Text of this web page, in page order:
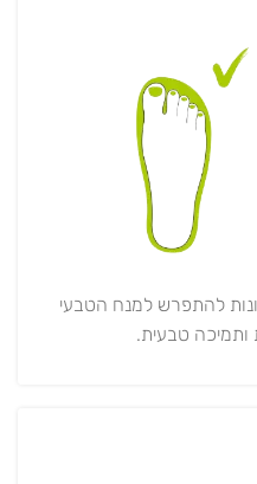
להתפרש למנח הטבעי
ותמיכה טבעית.